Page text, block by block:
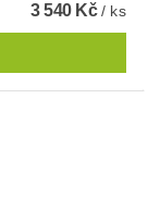
3 540 Kč/ ks